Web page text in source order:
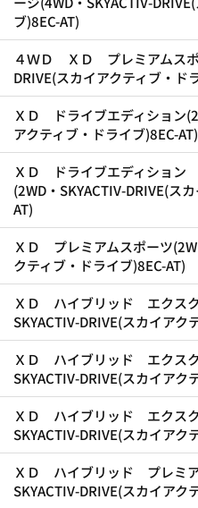
ブ)8EC-AT)
４ＷＤ ＸＤ プレミアムスポ
DRIVE(スカイアクティブ・ド
ＸＤ ドライブエディション
アクティブ・ドライブ)8EC-AT)
ＸＤ ドライブエディション
(2WD・SKYACTIV-DRIVE(ス
AT)
ＸＤ プレミアムスポーツ
クティブ・ドライブ)8EC-AT)
ＸＤ ハイブリッド エクス
SKYACTIV-DRIVE(スカイアク
ＸＤ ハイブリッド エクス
SKYACTIV-DRIVE(スカイアク
ＸＤ ハイブリッド エクス
SKYACTIV-DRIVE(スカイアク
ＸＤ ハイブリッド プレミ
SKYACTIV-DRIVE(スカイアク